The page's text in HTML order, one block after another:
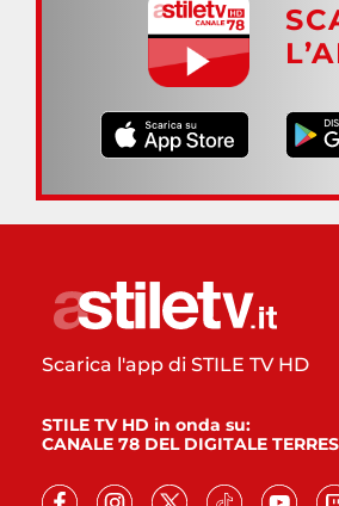
Scarica l'app di STILE TV HD
STILE TV HD in onda su:
CANALE 78 DEL DIGITALE